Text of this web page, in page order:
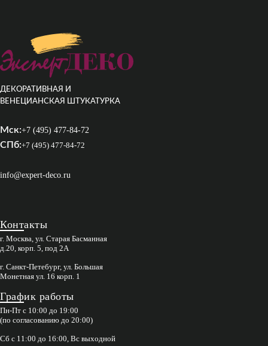
ДЕКОРАТИВНАЯ И
ВЕНЕЦИАНСКАЯ ШТУКАТУРКА
Мск:+7 (495) 477-84-72
СПб:+7 (495) 477-84-72
info@expert-deco.ru
Контакты
г. Москва, ул. Старая Басманная
д.20, корп. 5, под 2А
г. Санкт-Петебург, ул. Большая
Монетная ул. 16 корп. 1
График работы
Пн-Пт с 10:00 до 19:00
(по согласованию до 20:00)
Сб с 11:00 до 16:00, Вс выходной